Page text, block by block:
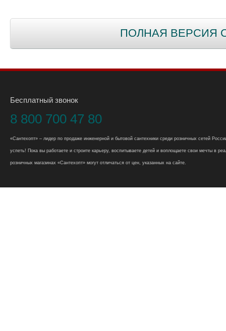
ПОЛНАЯ ВЕРСИЯ
Бесплатный звонок
8 800 700 47 80
«Сантехопт» – лидер по продаже инженерной и бытовой сантехники среди розничных сетей
успеть! Пока вы работаете и строите карьеру, воспитываете детей и воплощаете свои мечты в
розничных магазинах «Сантехопт» могут отличаться от цен, указанных на сайте.